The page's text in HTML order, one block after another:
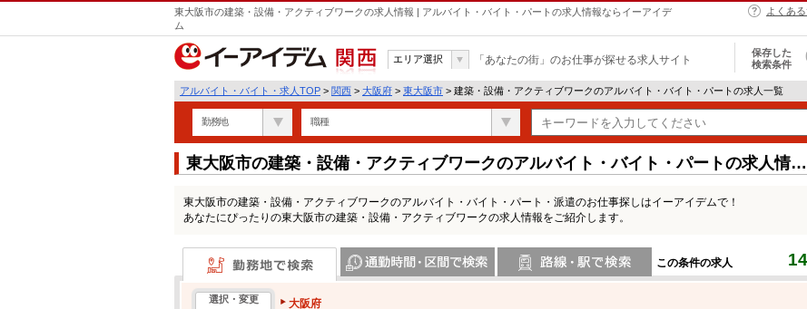
東大阪市の建築・設備・アクティブワークの求人情報 | アルバイト・バイト・パートの求人情報ならイーアイデ
ム
よくあ
関西
エリア選択 「あなたの街」のお仕事が探せる求人サイト
保存した
検索条件
アルバイト・バイト・求人TOP > 関西 > 大阪府 > 東大阪市 > 建築・設備・アクティブワークのアルバイト・バイト・パートの求人一覧
勤務地 職種
東大阪市の建築・設備・アクティブワークのアルバイト・バイト・パートの求人情報
東大阪市の建築・設備・アクティブワークのアルバイト・バイト・パート・派遣のお仕事探しはイーアイデムで！
あなたにぴったりの東大阪市の建築・設備・アクティブワークの求人情報をご紹介します。
この条件の求人 14
勤務地で検索
選択・変更
大阪府